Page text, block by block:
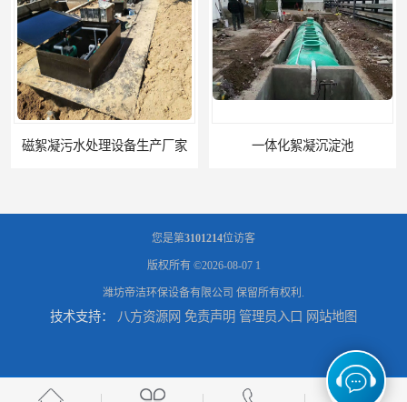
磁絮凝污水处理设备生产厂家 一体化絮凝沉淀池
混凝土搅拌站絮凝沉淀污水处理设备 一体化碳钢絮凝沉淀设备去除悬浮球物
您是第3101214位访客
版权所有 ©2026-08-07 1
潍坊帝洁环保设备有限公司 保留所有权利.
技术支持： 八方资源网 免责声明 管理员入口 网站地图